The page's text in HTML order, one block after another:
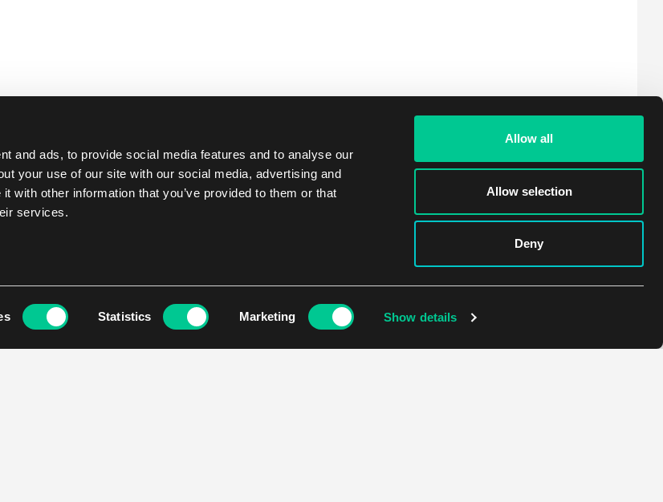
and ads, to provide social media features and to analyse our
your use of our site with our social media, advertising and
with other information that you’ve provided to them or that
services.
Statistics Marketing Show details
Allow all
Allow selection
Deny